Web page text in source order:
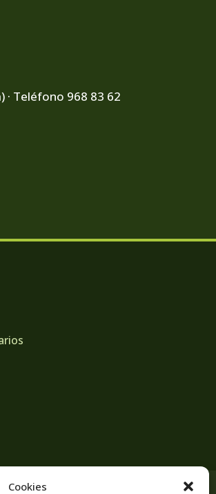
Cookies
Teléfono 968 83 62